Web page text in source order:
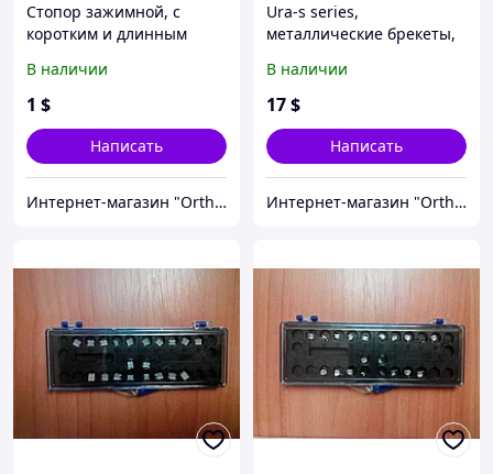
Стопор зажимной, с
коротким и длинным
В наличии
1 $
Написать
Интернет-магазин "OrthoWay"
Ura-s series,
металлические брекеты,
набор)
В наличии
17$
Написать
Интернет-магазин "OrthoWay"